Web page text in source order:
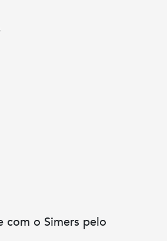
com o Simers pelo